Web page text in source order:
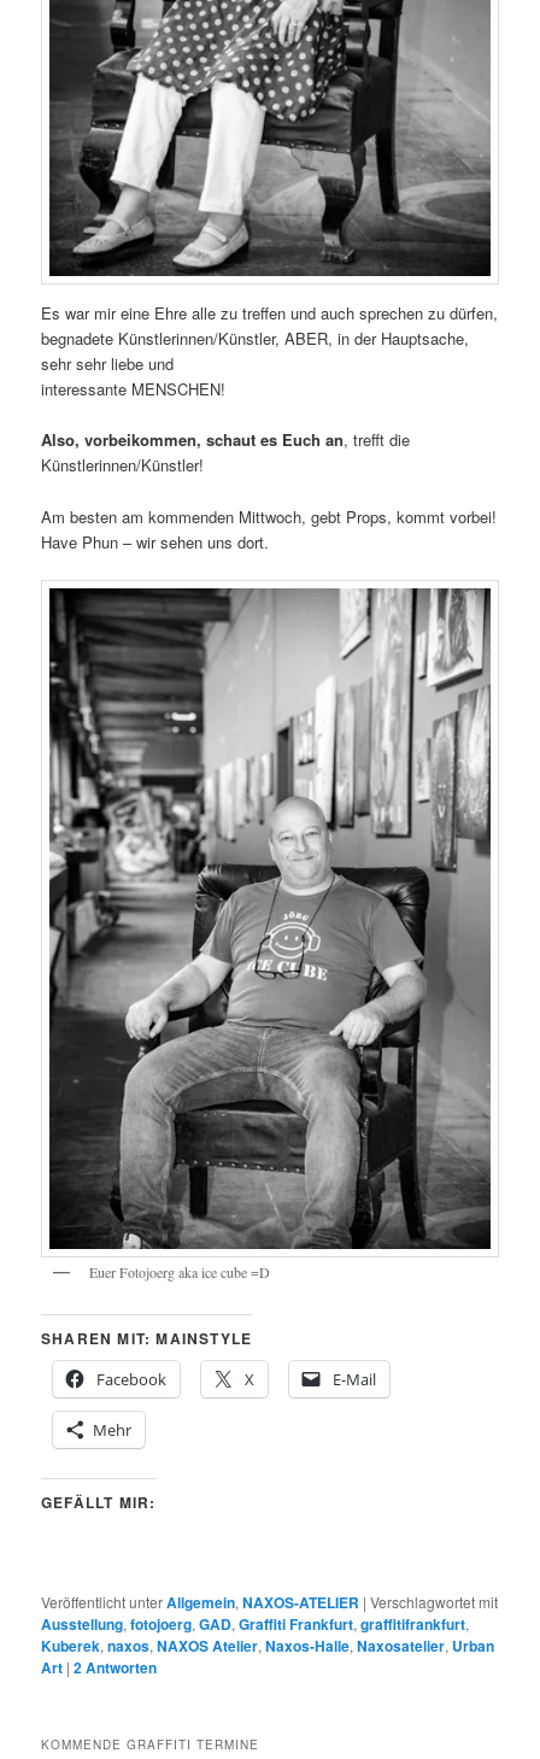
Es war mir eine Ehre alle zu treffen und auch sprechen zu dürfen,
begnadete Künstlerinnen/Künstler, ABER, in der Hauptsache,
sehr sehr liebe und
interessante MENSCHEN!
Also, vorbeikommen, schaut es Euch an, trefft die
Künstlerinnen/Künstler!
Am besten am kommenden Mittwoch, gebt Props, kommt vorbei!
Have Phun – wir sehen uns dort.
Euer Fotojoerg aka ice cube =D
SHAREN MIT: MAINSTYLE
Facebook
X E-Mail
Mehr
GEFÄLLT MIR:
Veröffentlicht unterAllgemein,NAXOS-ATELIER |Verschlagwortet mit
Ausstellung,fotojoerg,GAD,Graffiti Frankfurt,graffitifrankfurt,
Kuberek,naxos,NAXOS Atelier,Naxos-Halle,Naxosatelier, Urban
Art |2Antworten
KOMMENDE GRAFFITI TERMINE